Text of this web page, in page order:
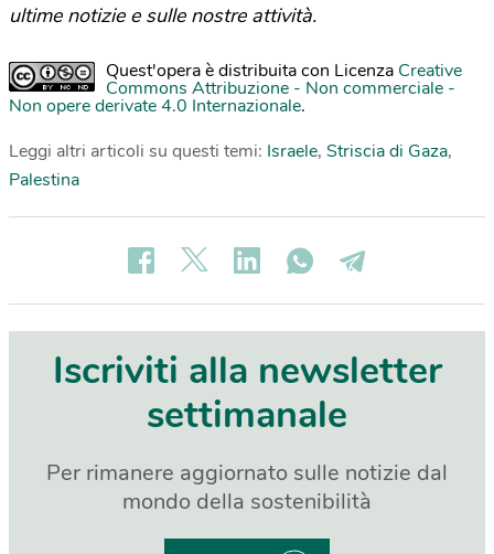
ultime notizie e sulle nostre attività.
Quest'opera è distribuita con Licenza Creative
Commons Attribuzione - Non commerciale -
Non opere derivate 4.0 Internazionale.
Leggi altri articoli su questi temi: Israele, Striscia di Gaza,
Palestina
Iscriviti alla newsletter
settimanale
Per rimanere aggiornato sulle notizie dal
mondo della sostenibilità